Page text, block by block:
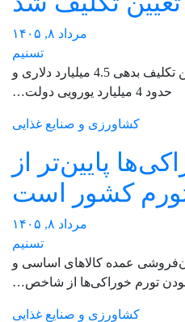
مرداد ۸, ۱۴۰۵
تسنیم
وزیر جهاد کشاورزی از تعیین تکلیف بدهی 4.5 میلیارد دلاری و
حدود 4 میلیارد یورویی دولت…
کشاورزی و صنایع غذایی
پایین‌تر از
تورم کشور است
مرداد ۸, ۱۴۰۵
تسنیم
عمده کالاهای اساسی و
بودن تورم خوراکی‌ها از شاخص…
کشاورزی و صنایع غذایی